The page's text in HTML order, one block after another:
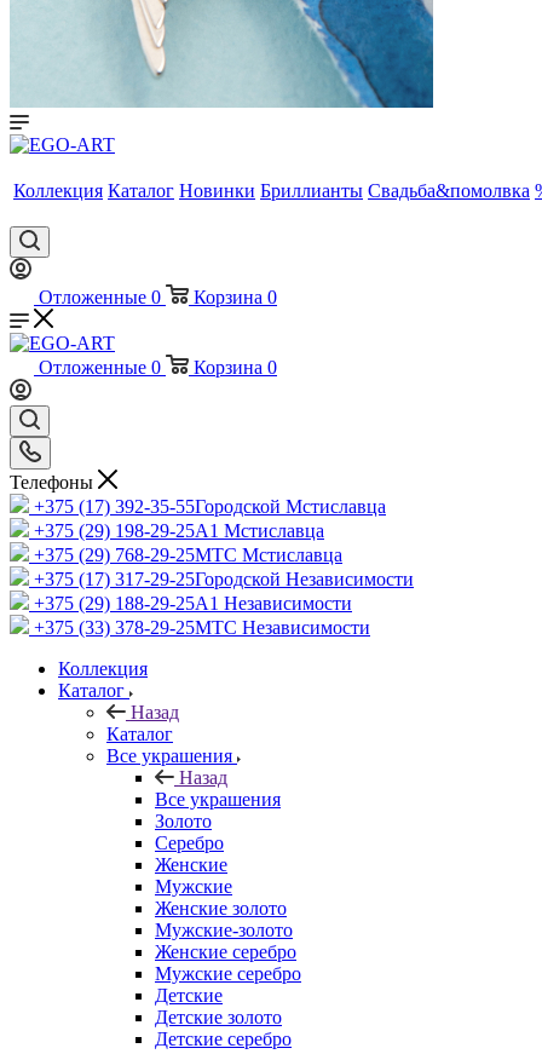
Коллекция Каталог Новинки Бриллианты Свадьба&помолвка
Отложенные 0 Корзина 0
Отложенные 0 Корзина 0
Телефоны
+375 (17) 392-35-55Городской Мстиславца
+375 (29) 198-29-25A1 Мстиславца
+375 (29) 768-29-25МТС Мстиславца
+375 (17) 317-29-25Городской Независимости
+375 (29) 188-29-25A1 Независимости
+375 (33) 378-29-25МТС Независимости
Коллекция
Каталог
Назад
Каталог
Все украшения
Назад
Все украшения
Золото
Серебро
Женские
Мужские
Женские золото
Мужские-золото
Женские серебро
Мужские серебро
Детские
Детские золото
Детские серебро